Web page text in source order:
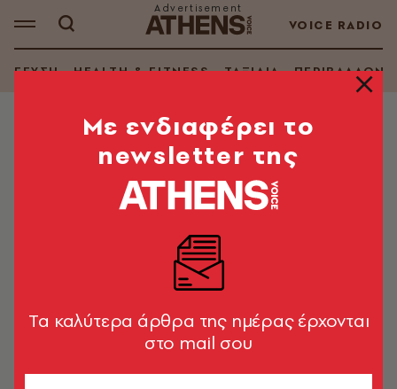
VOICE RADIO
ΓΕΥΣΗ HEALTH & FITNESS ΤΑΞΙΔΙΑ ΠΕΡΙΒΑΛΛΟΝ
Κοτόπιτα με πράσο και κρεμμύδια
Τζένη Σταυροπούλου
3’ ΔΙΑΒΑΣΜΑ
Mε ενδιαφέρει το
newsletter της
Tα καλύτερα άρθρα της ημέρας έρχονται
στο mail σου